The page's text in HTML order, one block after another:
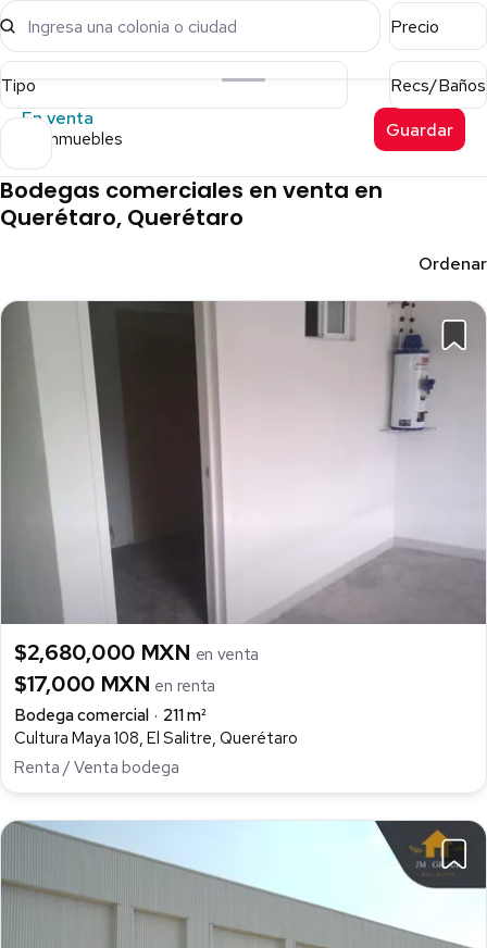
Ingresa una colonia o ciudad Precio
Tipo
Recs/Baños
En venta
99 inmuebles Guardar
Bodegas comerciales en venta en
Querétaro, Querétaro
Ordenar
$2,680,000 MXN en venta
$17,000 MXN en renta
Bodega comercial
211 m²
Cultura Maya 108, El Salitre, Querétaro
Renta / Venta bodega